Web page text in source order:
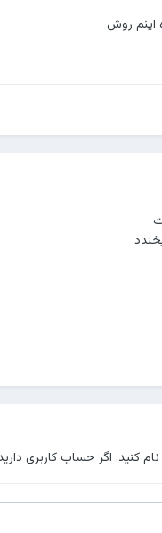
اینم روش
کنید. اگر حساب کاربری